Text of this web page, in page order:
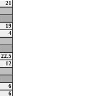
21
19
4
22.5
12
6
6